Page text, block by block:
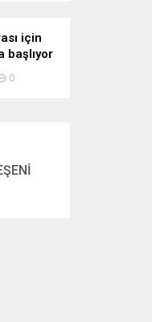
için
başlıyor
0